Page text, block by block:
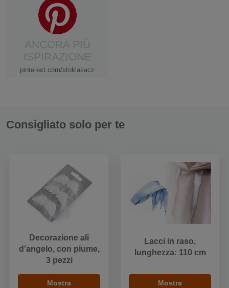
pinterest.com/stoklasacz
Consigliato solo per te
Decorazione ali
d'angelo, con piume,
3 pezzi
Mostra
Lacci in raso,
lunghezza: 110 cm
Mostra